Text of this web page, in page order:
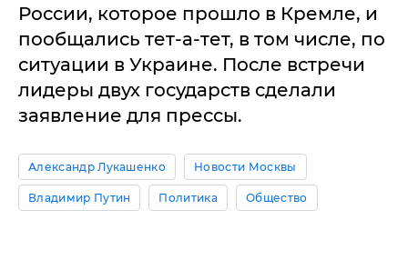
России, которое прошло в Кремле, и
пообщались тет-а-тет, в том числе, по
ситуации в Украине. После встречи
лидеры двух государств сделали
заявление для прессы.
Александр Лукашенко Новости Москвы
Владимир Путин Политика Общество